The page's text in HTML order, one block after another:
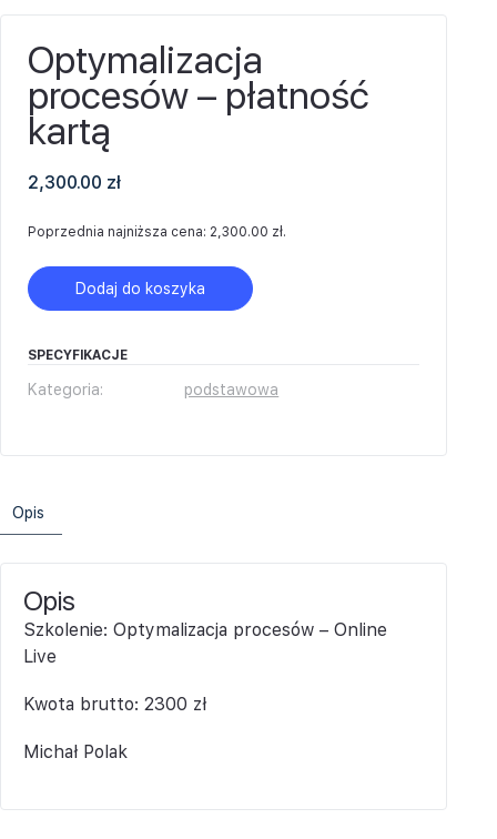
Optymalizacja
procesów – płatność
kartą
2,300.00 zł
Poprzednia najniższa cena: 2,300.00 zł.
Dodaj do koszyka
SPECYFIKACJE
Kategoria: podstawowa
Opis
Opis
Szkolenie: Optymalizacja procesów – Online
Live
Kwota brutto: 2300 zł
Michał Polak